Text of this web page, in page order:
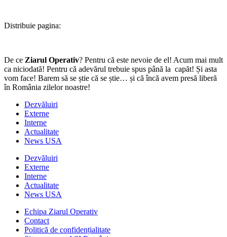
Distribuie pagina:
De ce Ziarul Operativ? Pentru că este nevoie de el! Acum mai mult
ca niciodată! Pentru că adevărul trebuie spus până la capăt! Și asta
vom face! Barem să se știe că se știe… și că încă avem presă liberă
în România zilelor noastre!
Dezvăluiri
Externe
Interne
Actualitate
News USA
Dezvăluiri
Externe
Interne
Actualitate
News USA
Echipa Ziarul Operativ
Contact
Politică de confidențialitate